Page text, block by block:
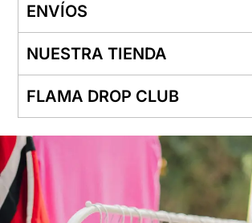
ENVÍOS
NUESTRA TIENDA
FLAMA DROP CLUB